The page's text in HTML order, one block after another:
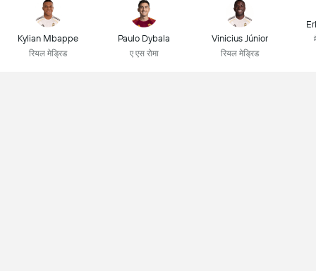
Kylian Mbappe
रियल मेड्रिड
Paulo Dybala
ए एस रोमा
Vinicius Júnior
रियल मेड्रिड